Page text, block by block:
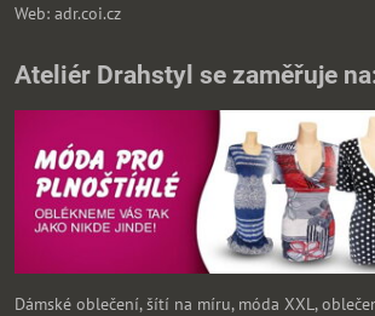
Web: adr.coi.cz
Ateliér Drahstyl se zaměřuje
Dámské oblečení, šítí na míru, móda XXL,